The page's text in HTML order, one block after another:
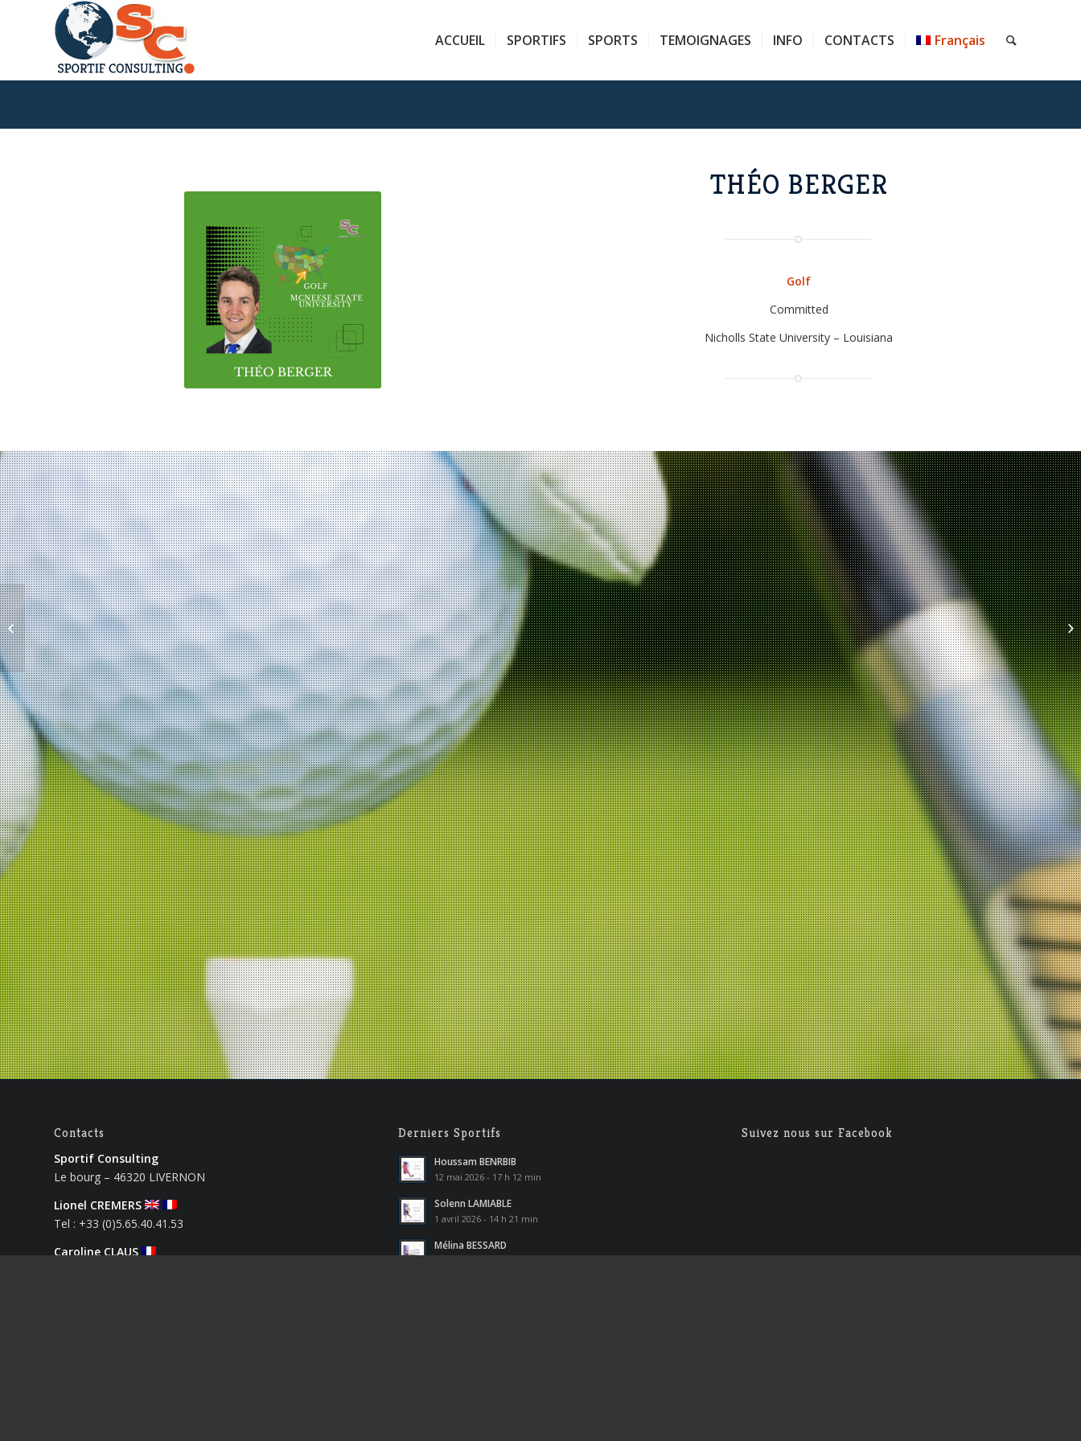
ACCUEIL SPORTIFS SPORTS TEMOIGNAGES INFO CONTACTS Français
THÉO BERGER
Golf
Committed
Nicholls State University – Louisiana
Contacts
Sportif Consulting
Le bourg – 46320 LIVERNON
Lionel CREMERS
Tel : +33 (0)5.65.40.41.53
Caroline CLAUS
Derniers Sportifs
Houssam BENRBIB
12 mai 2026 - 17 h 12 min
Solenn LAMIABLE
1 avril 2026 - 14 h 21 min
Mélina BESSARD
Suivez nous sur Facebook
Juliette SIRGANT